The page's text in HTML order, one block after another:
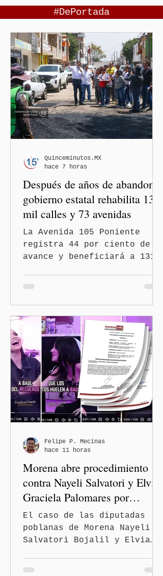
#DePortada
Después de años de abandono,
gobierno estatal rehabilita 13
mil calles y 73 avenidas
La Avenida 105 Poniente
registra 44 por ciento de
avance y beneficiará a 131
73 avenidas durante 2026,
el gobernador Alejandro
Armenta Mier supervisó la
rehabilitación de la
Avenida 105 Poniente, obra
que registra 44 por ciento
de avance y forma parte del
programa estatal para
recuperar vialidades
prioritarias, fortalecer la
condiciones de seguridad de
las familias poblanas, en e
Quinceminutos.MX
hace 7 horas
Morena abre procedimiento
contra Nayeli Salvatori y Elvia
Graciela Palomares por
discriminación y burlas
El caso de las diputadas
poblanas de Morena Nayeli
Salvatori Bojalil y Elvia
Felipe P. Mecinas
hace 11 horas